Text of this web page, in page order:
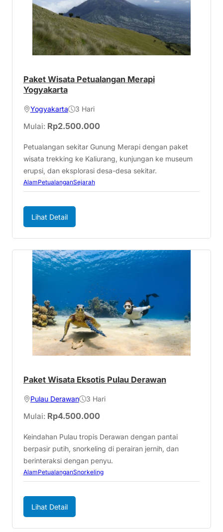
Paket Wisata Petualangan Merapi
Yogyakarta
Yogyakarta 3 Hari
Mulai: Rp2.500.000
Petualangan sekitar Gunung Merapi dengan paket
wisata trekking ke Kaliurang, kunjungan ke museum
erupsi, dan eksplorasi desa-desa sekitar.
AlamPetualanganSejarah
Lihat Detail
Paket Wisata Eksotis Pulau Derawan
Pulau Derawan 3 Hari
Mulai: Rp4.500.000
Keindahan Pulau tropis Derawan dengan pantai
berpasir putih, snorkeling di perairan jernih, dan
berinteraksi dengan penyu.
AlamPetualanganSnorkeling
Lihat Detail